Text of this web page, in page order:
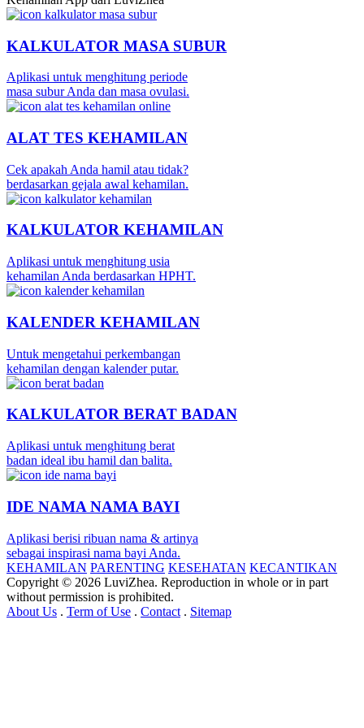
KALKULATOR MASA SUBUR
Aplikasi untuk menghitung periode
masa subur Anda dan masa ovulasi.
ALAT TES KEHAMILAN
Cek apakah Anda hamil atau tidak?
berdasarkan gejala awal kehamilan.
KALKULATOR KEHAMILAN
Aplikasi untuk menghitung usia
kehamilan Anda berdasarkan HPHT.
KALENDER KEHAMILAN
Untuk mengetahui perkembangan
kehamilan dengan kalender putar.
KALKULATOR BERAT BADAN
Aplikasi untuk menghitung berat
badan ideal ibu hamil dan balita.
IDE NAMA NAMA BAYI
Aplikasi berisi ribuan nama & artinya
sebagai inspirasi nama bayi Anda.
KEHAMILAN PARENTING KESEHATAN KECANTIKAN
Copyright © 2026 LuviZhea. Reproduction in whole or in part
without permission is prohibited.
About Us . Term of Use . Contact . Sitemap